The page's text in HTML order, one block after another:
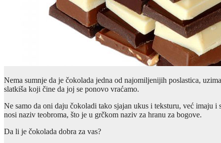
Nema sumnje da je čokolada jedna od najomiljenijih poslastica,
slatkiša koji čine da joj se ponovo vraćamo.
Ne samo da oni daju čokoladi tako sjajan ukus i teksturu, već imaju
nosi naziv teobroma, što je u grčkom naziv za hranu za bogove.
Da li je čokolada dobra za vas?